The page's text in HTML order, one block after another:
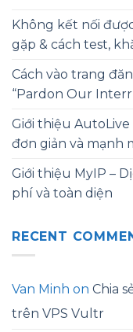
Không kết nối
gặp & cách test,
Cách vào trang
“Pardon Our
Giới thiệu
đơn giản và mạnh
Giới thiệu MyIP –
phí và toàn diện
RECENT
Van Minh on Chia
trên VPS Vultr